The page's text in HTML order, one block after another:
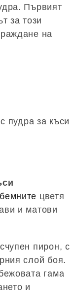
Първият
за този
на
пудра за къси
цветя
и матови
пирон, с
слой боя.
гама
и